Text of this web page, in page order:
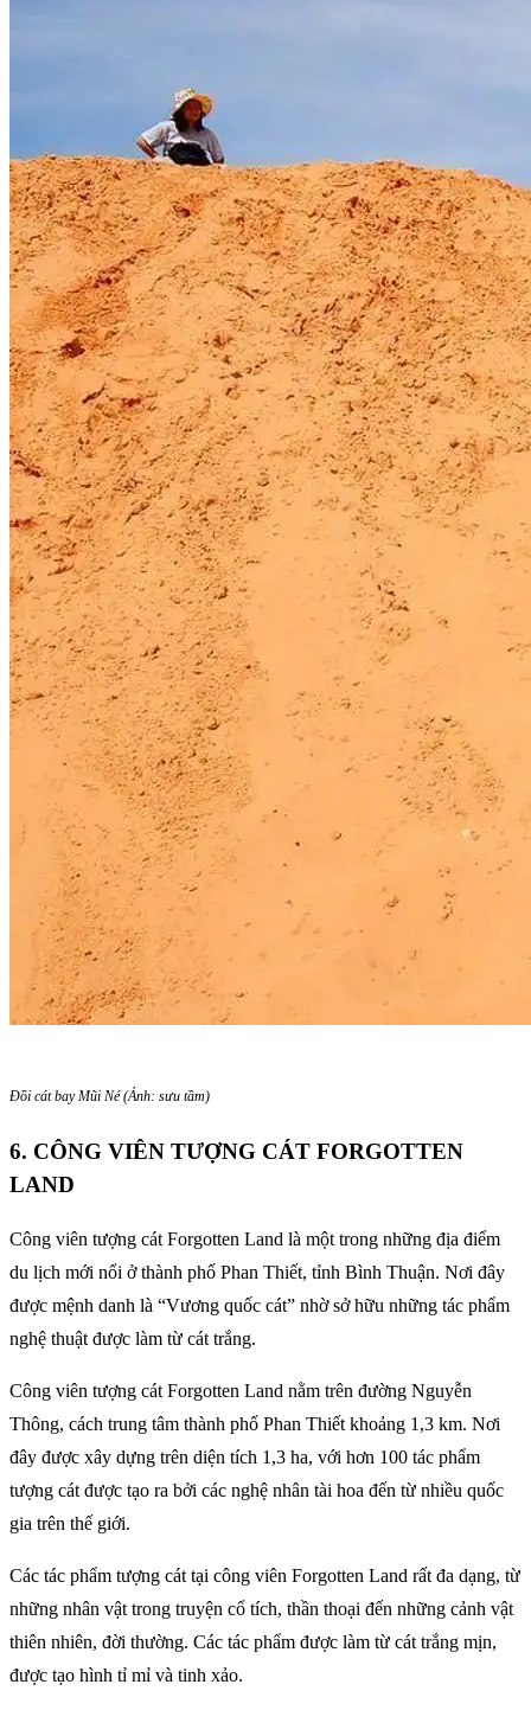
Đồi cát bay Mũi Né (Ảnh: sưu tầm)
6. CÔNG VIÊN TƯỢNG CÁT FORGOTTEN
LAND
Công viên tượng cát Forgotten Land là một trong những địa điểm
du lịch mới nổi ở thành phố Phan Thiết, tỉnh Bình Thuận. Nơi đây
được mệnh danh là “Vương quốc cát” nhờ sở hữu những tác phẩm
nghệ thuật được làm từ cát trắng.
Công viên tượng cát Forgotten Land nằm trên đường Nguyễn
Thông, cách trung tâm thành phố Phan Thiết khoảng 1,3 km. Nơi
đây được xây dựng trên diện tích 1,3 ha, với hơn 100 tác phẩm
tượng cát được tạo ra bởi các nghệ nhân tài hoa đến từ nhiều quốc
gia trên thế giới.
Các tác phẩm tượng cát tại công viên Forgotten Land rất đa dạng, từ
những nhân vật trong truyện cổ tích, thần thoại đến những cảnh vật
thiên nhiên, đời thường. Các tác phẩm được làm từ cát trắng mịn,
được tạo hình tỉ mỉ và tinh xảo.